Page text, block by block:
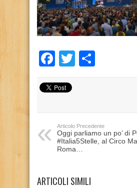
Facebook
Twitter
Articolo Precedente
Oggi parliamo un po’ di
#Italia5Stelle, al Circo
Roma…
ARTICOLI SIMILI